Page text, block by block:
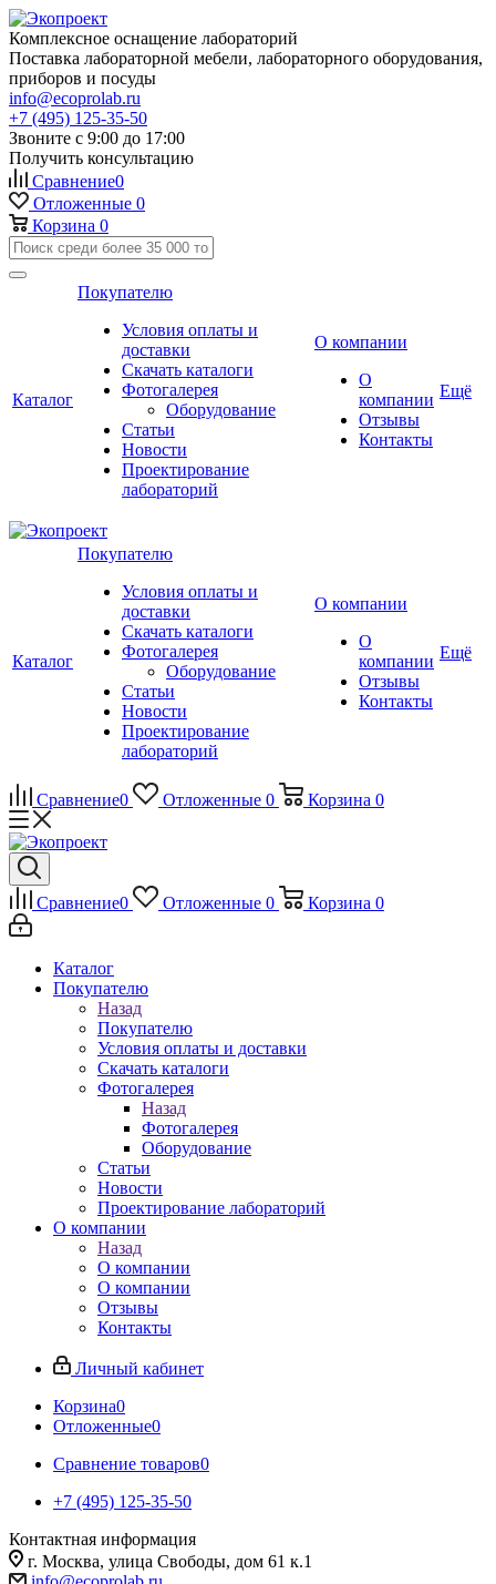
Комплексное оснащение лабораторий
Поставка лабораторной мебели, лабораторного оборудования,
приборов и посуды
info@ecoprolab.ru
+7 (495) 125-35-50
Звоните с 9:00 до 17:00
Получить консультацию
Сравнение0
Отложенные 0
Корзина 0
Каталог
Покупателю
Условия оплаты и
доставки
Скачать каталоги
Фотогалерея
Оборудование
Статьи
Новости
Проектирование
лабораторий
О компании
О
компании
Отзывы
Контакты
Ещё
Каталог
Покупателю
Условия оплаты и
доставки
Скачать каталоги
Фотогалерея
Оборудование
Статьи
Новости
Проектирование
лабораторий
О компании
О
компании
Отзывы
Контакты
Ещё
Сравнение0 Отложенные 0 Корзина 0
Сравнение0 Отложенные 0 Корзина 0
Каталог
Покупателю
Назад
Покупателю
Условия оплаты и доставки
Скачать каталоги
Фотогалерея
Назад
Фотогалерея
Оборудование
Статьи
Новости
Проектирование лабораторий
О компании
Назад
О компании
О компании
Отзывы
Контакты
Личный кабинет
Корзина0
Отложенные0
Сравнение товаров0
+7 (495) 125-35-50
Контактная информация
г. Москва, улица Свободы, дом 61 к.1